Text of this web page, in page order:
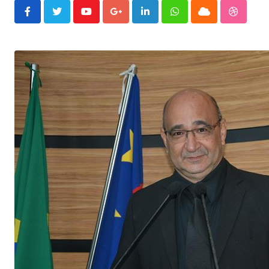
YoutubeGoogle+LinkedInWhatsappCloud